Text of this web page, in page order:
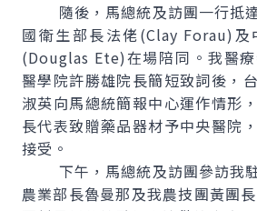
隨後，馬總統及訪團一行抵達
國衛生部長法佬(Clay Forau)及
(Douglas Ete)在場陪同。我醫
醫學院許勝雄院長簡短致詞後，
淑英向馬總統簡報中心運作情形
長代表致贈藥品器材予中央醫院
接受。
下午，馬總統及訪團參訪我駐
農業部長魯曼那及我農技團黃團